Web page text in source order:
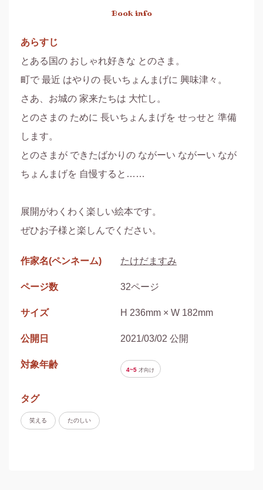
Book info
あらすじ
とある国の おしゃれ好きな とのさま。
町で 最近 はやりの 長いちょんまげに 興味津々。
さあ、お城の 家来たちは 大忙し。
とのさまの ために 長いちょんまげを せっせと 準備
します。
とのさまが できたばかりの ながーい ながーい なが
ちょんまげを 自慢すると……
展開がわくわく楽しい絵本です。
ぜひお子様と楽しんでください。
作家名(ペンネーム) たけだますみ
ページ数 32ページ
サイズ H 236mm × W 182mm
公開日 2021/03/02 公開
対象年齢
4~5 才向け
タグ
笑える たのしい